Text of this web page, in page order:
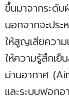
ขึ้นมาจากระดั
นอกจากจะปร
ให้สูญเสียความ
ให้ความรู้สึกเย็
ม่านอากาศ
และระบบฟอก